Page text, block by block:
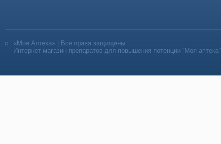
«Моя Аптека» | Все права защищены
Интернет-магазин препаратов для повышения потенции “Моя